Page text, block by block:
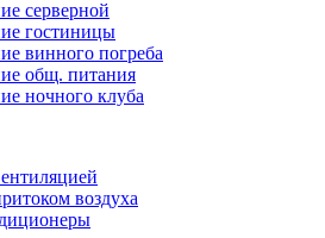
серверной
гостиницы
винного погреба
общ. питания
ночного клуба
воздуха